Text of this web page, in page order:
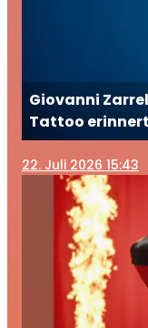
Giovanni
Tattoo
Brüder
22. Juli 2026 15:43